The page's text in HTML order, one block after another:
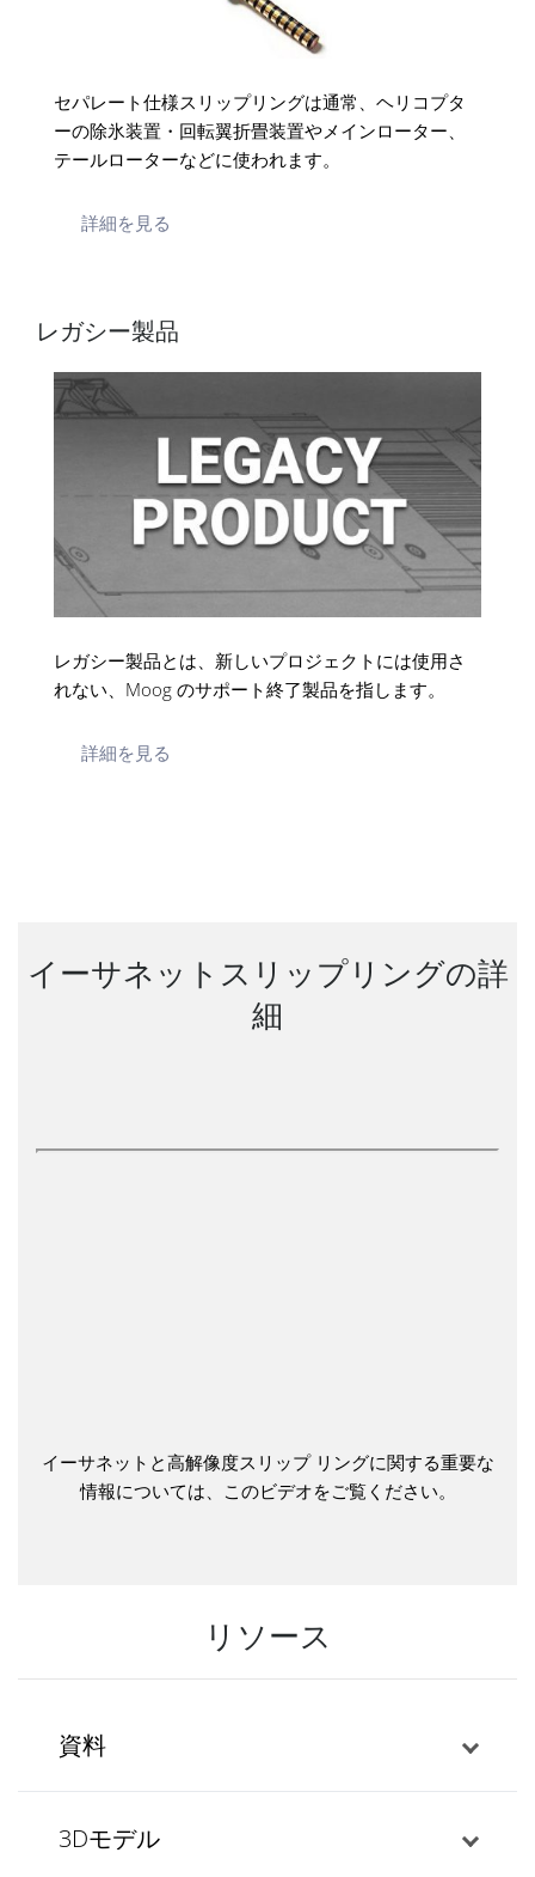
セパレート仕様スリップリングは通常、ヘリコプタ
ーの除氷装置・回転翼折畳装置やメインローター、
テールローターなどに使われます。
詳細を見る
レガシー製品
レガシー製品とは、新しいプロジェクトには使用さ
れない、Moog のサポート終了製品を指します。
詳細を見る
イーサネットスリップリングの詳
細
イーサネットと高解像度スリップ リングに関する重要な
情報については、このビデオをご覧ください。
リソース
資料
3Dモデル